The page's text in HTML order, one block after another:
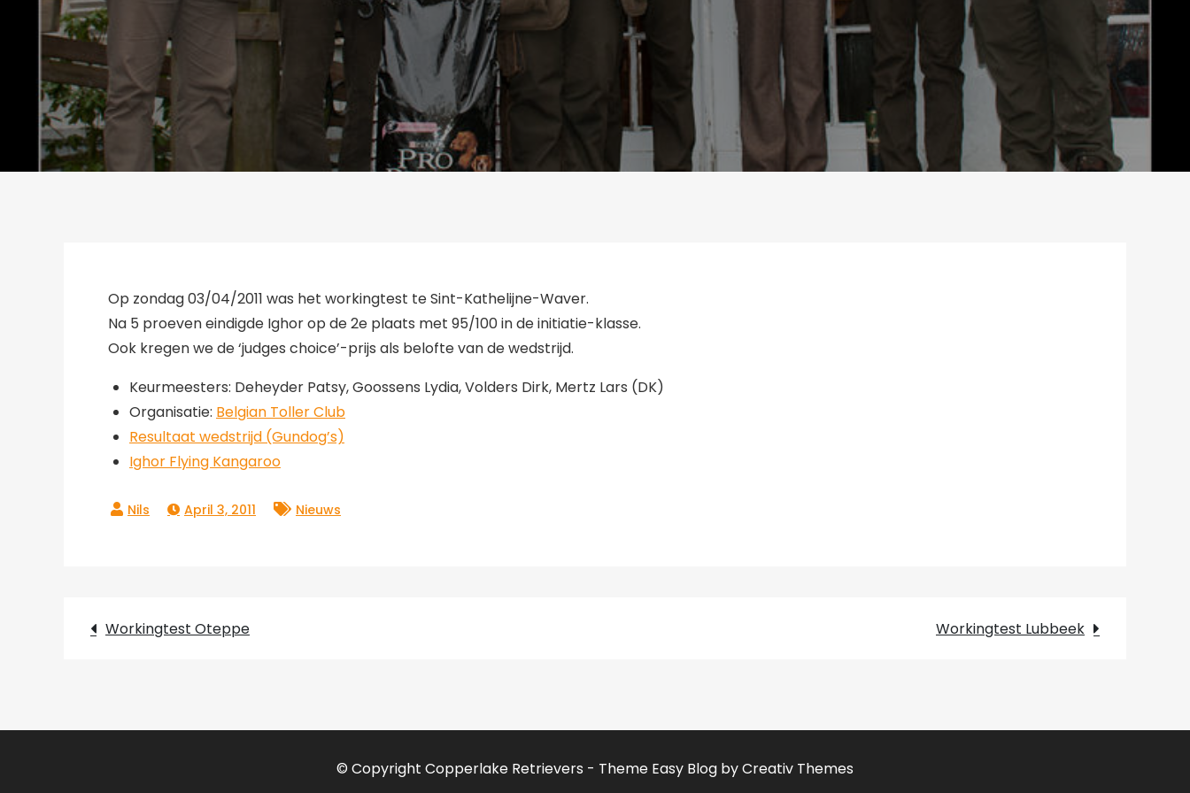
Op zondag 03/04/2011 was het workingtest te Sint-Kathelijne-Waver.
Na 5 proeven eindigde Ighor op de 2e plaats met 95/100 in de initiatie-klasse.
Ook kregen we de ‘judges choice’-prijs als belofte van de wedstrijd.
Keurmeesters: Deheyder Patsy, Goossens Lydia, Volders Dirk, Mertz Lars (DK)
Organisatie: Belgian Toller Club
Resultaat wedstrijd (Gundog’s)
Ighor Flying Kangaroo
April 3, 2011 Nieuws
Post
Workingtest Oteppe Workingtest Lubbeek
© Copyright Copperlake Retrievers - Theme Easy Blog byCreativ Themes